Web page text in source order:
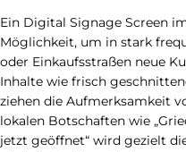
Ein Digital Signage Screen
Möglichkeit, um in stark
oder Einkaufsstraßen neue
Inhalte wie frisch
ziehen die Aufmerksamkeit
lokalen Botschaften wie
jetzt geöffnet“ wird gezielt